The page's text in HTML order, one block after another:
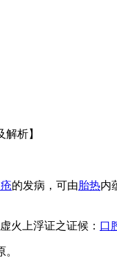
解析】
的发病，可由胎热内
虚火上浮证之证候： 口